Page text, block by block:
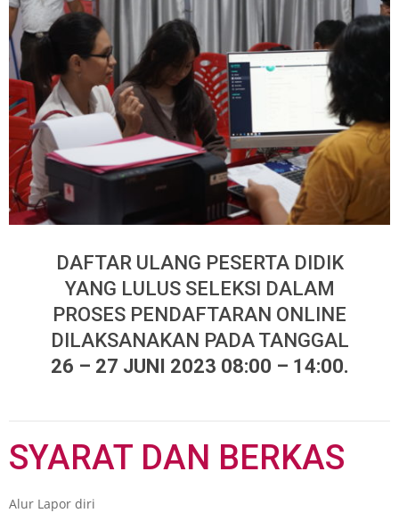
DAFTAR ULANG PESERTA DIDIK
YANG LULUS SELEKSI DALAM
PROSES PENDAFTARAN ONLINE
DILAKSANAKAN PADA TANGGAL
26 – 27 JUNI 2023 08:00 – 14:00.
SYARAT DAN BERKAS
Alur Lapor diri